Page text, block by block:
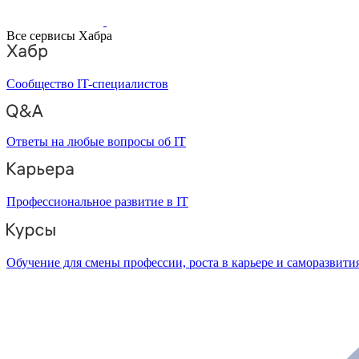
Все сервисы Хабра
Сообщество IT-специалистов
Ответы на любые вопросы об IT
Профессиональное развитие в IT
Обучение для смены профессии, роста в карьере и